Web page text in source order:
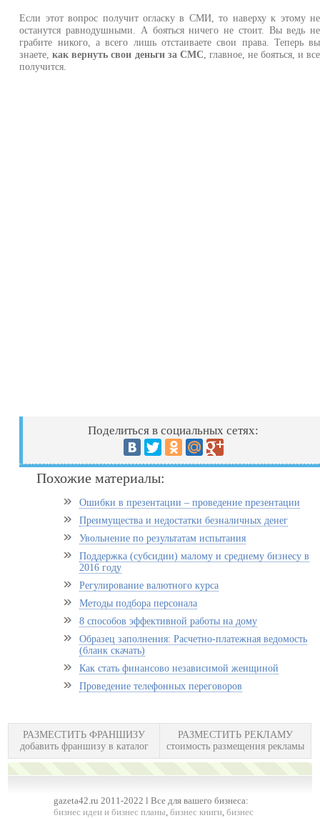
Если этот вопрос получит огласку в СМИ, то наверху к этому не
останутся равнодушными. А бояться ничего не стоит. Вы ведь не
грабите никого, а всего лишь отстаиваете свои права. Теперь вы
знаете,как вернуть свои деньги за СМС , главное, не бояться, и все
получится.
Поделиться в социальных сетях:
Похожие материалы:
Ошибки в презентации – проведение презентации
Преимущества и недостатки безналичных денег
Увольнение по результатам испытания
Поддержка (субсидии) малому и среднему бизнесу в
2016 году
Регулирование валютного курса
Методы подбора персонала
8 способов эффективной работы на дому
Образец заполнения: Расчетно-платежная ведомость
(бланк скачать)
Как стать финансово независимой женщиной
Проведение телефонных переговоров
РАЗМЕСТИТЬ ФРАНШИЗУ
добавить франшизу в каталог
РАЗМЕСТИТЬ РЕКЛАМУ
стоимость размещения рекламы
gazeta42.ru 2011-2022 l Все для вашего бизнеса:
бизнес идеи и бизнес планы,бизнес книги,бизнес